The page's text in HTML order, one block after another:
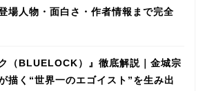
場人物・面白さ・作者情報まで完全
（BLUELOCK）』徹底解説｜金城宗
描く“世界一のエゴイスト”を生み出